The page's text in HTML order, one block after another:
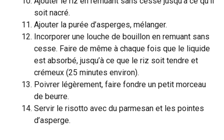
soit nacré.
Ajouter la purée d’asperges, mélanger.
Incorporer une louche de bouillon en remuant sans
cesse. Faire de même à chaque fois que le liquide
est absorbé, jusqu’à ce que le riz soit tendre et
crémeux (25 minutes environ).
Poivrer légèrement, faire fondre un petit morceau
de beurre.
Servir le risotto avec du parmesan et les pointes
d’asperge.